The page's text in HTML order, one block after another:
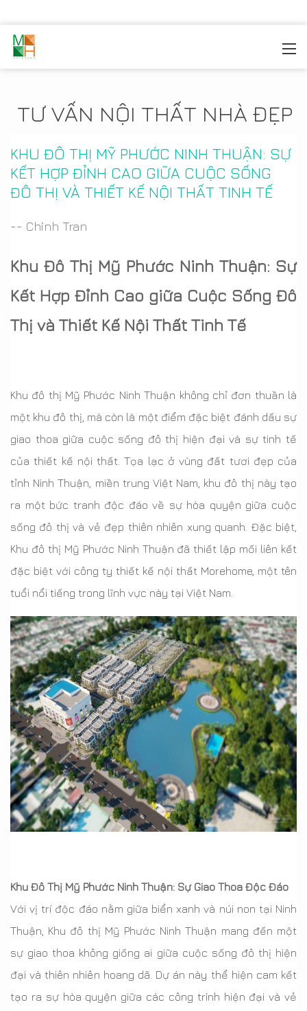
TƯ VẤN NỘI THẤT NHÀ ĐẸP
KHU ĐÔ THỊ MỸ PHƯỚC NINH THUẬN: SỰ
KẾT HỢP ĐỈNH CAO GIỮA CUỘC SỐNG
ĐÔ THỊ VÀ THIẾT KẾ NỘI THẤT TINH TẾ
-- Chinh Tran
Khu Đô Thị Mỹ Phước Ninh Thuận: Sự
Kết Hợp Đỉnh Cao giữa Cuộc Sống Đô
Thị và Thiết Kế Nội Thất Tinh Tế
Khu đô thị Mỹ Phước Ninh Thuận không chỉ đơn thuần là
một khu đô thị, mà còn là một điểm đặc biệt đánh dấu sự
giao thoa giữa cuộc sống đô thị hiện đại và sự tinh tế
của thiết kế nội thất. Tọa lạc ở vùng đất tươi đẹp của
tỉnh Ninh Thuận, miền trung Việt Nam, khu đô thị này tạo
ra một bức tranh độc đáo về sự hòa quyện giữa cuộc
sống đô thị và vẻ đẹp thiên nhiên xung quanh. Đặc biệt,
Khu đô thị Mỹ Phước Ninh Thuận đã thiết lập mối liên kết
đặc biệt với công ty thiết kế nội thất Morehome, một tên
tuổi nổi tiếng trong lĩnh vực này tại Việt Nam.
Khu Đô Thị Mỹ Phước Ninh Thuận: Sự Giao Thoa Độc Đáo
Với vị trí độc đáo nằm giữa biển xanh và núi non tại Ninh
Thuận, Khu đô thị Mỹ Phước Ninh Thuận mang đến một
sự giao thoa không giống ai giữa cuộc sống đô thị hiện
đại và thiên nhiên hoang dã. Dự án này thể hiện cam kết
tạo ra sự hòa quyện giữa các công trình hiện đại và vẻ